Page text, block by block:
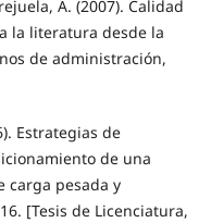
A. (2007). Calidad
la literatura desde la
de administración,
Estrategias de
de una
carga pesada y
[Tesis de Licenciatura,